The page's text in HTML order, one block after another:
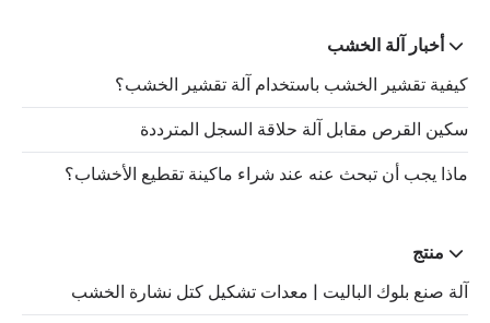
أخبار آلة الخشب
كيفية تقشير الخشب باستخدام آلة تقشير الخشب؟
سكين القرص مقابل آلة حلاقة السجل المترددة
ماذا يجب أن تبحث عنه عند شراء ماكينة تقطيع الأخشاب؟
منتج
آلة صنع بلوك الباليت | معدات تشكيل كتل نشارة الخشب